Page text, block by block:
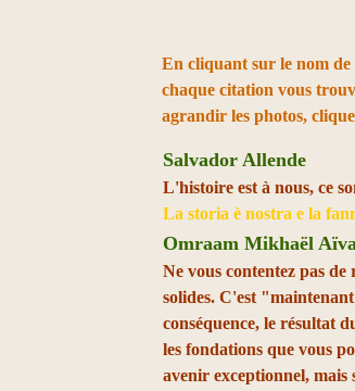
En cliquant sur le nom
chaque citation vous
agrandir les photos,
Salvador Allende
L'histoire est à nous, ce
La storia è nostra e la
Omraam Mikhaël
Ne vous contentez pas
solides. C'est
conséquence, le résultat
les fondations que vous
avenir exceptionnel, mais